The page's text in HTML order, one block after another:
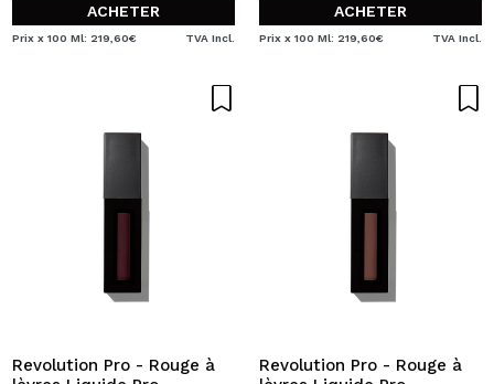
ACHETER
Prix x 100 Ml: 219,60€ TVA Incl.
ACHETER
Prix x 100 Ml: 219,60€ TVA Incl.
Revolution Pro - Rouge à
Revolution Pro - Rouge à